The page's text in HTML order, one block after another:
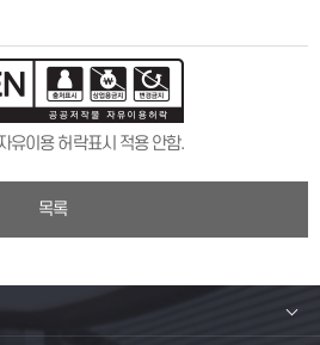
유이용 허락표시 적용 안함.
목록